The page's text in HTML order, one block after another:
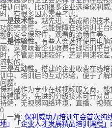
培训问题，比如很多企业选择保利
时，有很多因素需要考虑。
一是技术性。越先进、越成熟的技
功能完善性，也能保障在线培训平
频的安全保密性，观看的流畅性等。
二是体验性。有些人会选择使用电
脑，这意味着企业收费在线培训平
时，不管是网速较好，还是网速较
流畅的。
三是互动性。 搭建的企业收费在线
训中、培训后的互动体验，便于了
问题。
保利威作为专业在线视频服务商，
搭建服务，先进的分级技术可针对
持端，无视弱网络环境，直播、视
0
上一篇: 保利威助力培训年会首次纯
地」「企业人才发展精品培训课程」